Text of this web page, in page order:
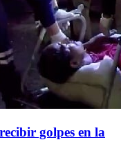
golpes en la